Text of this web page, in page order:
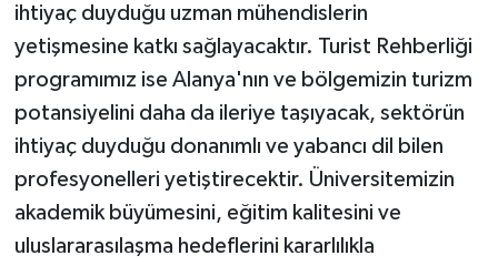
ihtiyaç duyduğu uzman mühendislerin
yetişmesine katkı sağlayacaktır. Turist Rehberliği
programımız ise Alanya'nın ve bölgemizin turizm
potansiyelini daha da ileriye taşıyacak, sektörün
ihtiyaç duyduğu donanımlı ve yabancı dil bilen
profesyonelleri yetiştirecektir. Üniversitemizin
akademik büyümesini, eğitim kalitesini ve
uluslararasılaşma hedeflerini kararlılıkla